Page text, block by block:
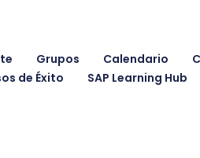
Grupos Calendario
de Éxito SAP Learning Hub